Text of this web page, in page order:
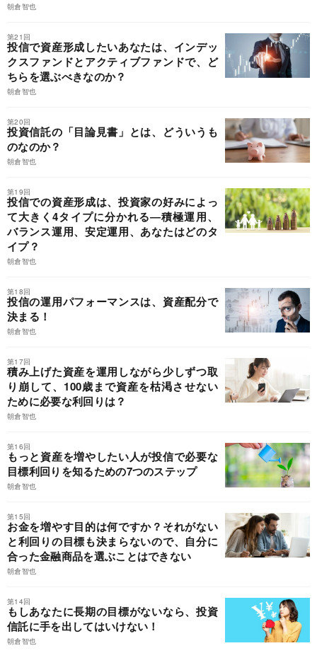
朝倉智也
第21回
投信で資産形成したいあなたは、インデッ
クスファンドとアクティブファンドで、ど
ちらを選ぶべきなのか？
朝倉智也
第20回
投資信託の「目論見書」とは、どういうも
のなのか？
朝倉智也
第19回
投信での資産形成は、投資家の好みによっ
て大きく4タイプに分かれる―積極運用、
バランス運用、安定運用、あなたはどのタ
イプ？
朝倉智也
第18回
投信の運用パフォーマンスは、資産配分で
決まる！
朝倉智也
第17回
積み上げた資産を運用しながら少しずつ取
り崩して、100歳まで資産を枯渇させない
ために必要な利回りは？
朝倉智也
第16回
もっと資産を増やしたい人が投信で必要な
目標利回りを知るための7つのステップ
朝倉智也
第15回
お金を増やす目的は何ですか？それがない
と利回りの目標も決まらないので、自分に
合った金融商品を選ぶことはできない
朝倉智也
第14回
もしあなたに長期の目標がないなら、投資
信託に手を出してはいけない！
朝倉智也